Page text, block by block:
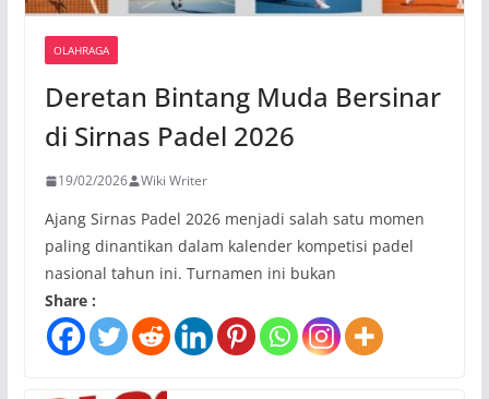
OLAHRAGA
Deretan Bintang Muda Bersinar
di Sirnas Padel 2026
19/02/2026 Wiki Writer
Ajang Sirnas Padel 2026 menjadi salah satu momen
paling dinantikan dalam kalender kompetisi padel
nasional tahun ini. Turnamen ini bukan
Share :